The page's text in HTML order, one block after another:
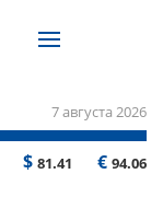
7 августа 2026
$ 81.41 € 94.06